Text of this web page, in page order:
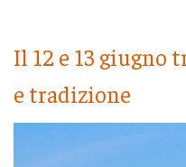
Il 12 e 13 giugno
e tradizione